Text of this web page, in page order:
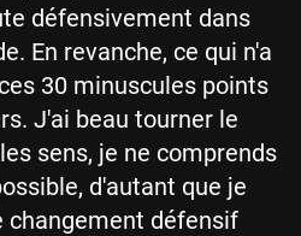
défensivement dans
En revanche, ce qui n'a
30 minuscules points
J'ai beau tourner le
sens, je ne comprends
d'autant que je
changement défensif